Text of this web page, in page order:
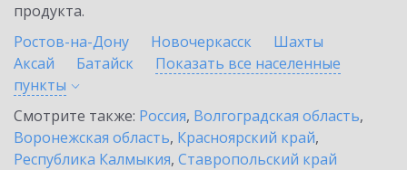
продукта.
Ростов-на-Дону
Новочеркасск
Шахты
Аксай
Батайск
Показать все населенные
пункты
Смотрите также: Россия, Волгоградская область,
Воронежская область, Красноярский край,
Республика Калмыкия, Ставропольский край